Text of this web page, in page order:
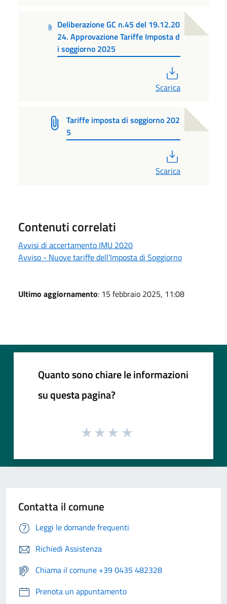
Deliberazione GC n.45 del 19.12.20
24. Approvazione Tariffe Imposta d
i soggiorno 2025
Scarica
Tariffe imposta di soggiorno 202
5
Scarica
Contenuti correlati
Avvisi di accertamento IMU 2020
Avviso - Nuove tariffe dell'Imposta di Soggiorno
Ultimo aggiornamento: 15 febbraio 2025, 11:08
Quanto sono chiare le informazioni
su questa pagina?
Contatta il comune
Leggi le domande frequenti
Richiedi Assistenza
Chiama il comune +39 0435 482328
Prenota un appuntamento